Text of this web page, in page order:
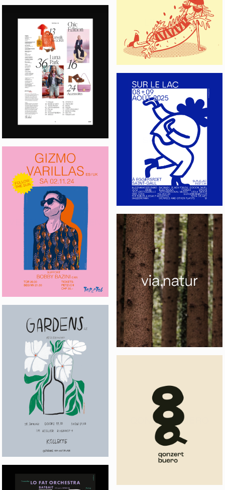
LIDO LETZI
LOEB SPRING 26
SUR LE LAC
VERANSTALTUNGEN
VIA.NATUR
PLAKATREIHE
QONZERTBUERO